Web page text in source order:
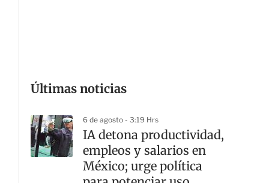
Últimas noticias
6 de agosto - 3:19 Hrs
IA detona productividad,
empleos y salarios en
México; urge política